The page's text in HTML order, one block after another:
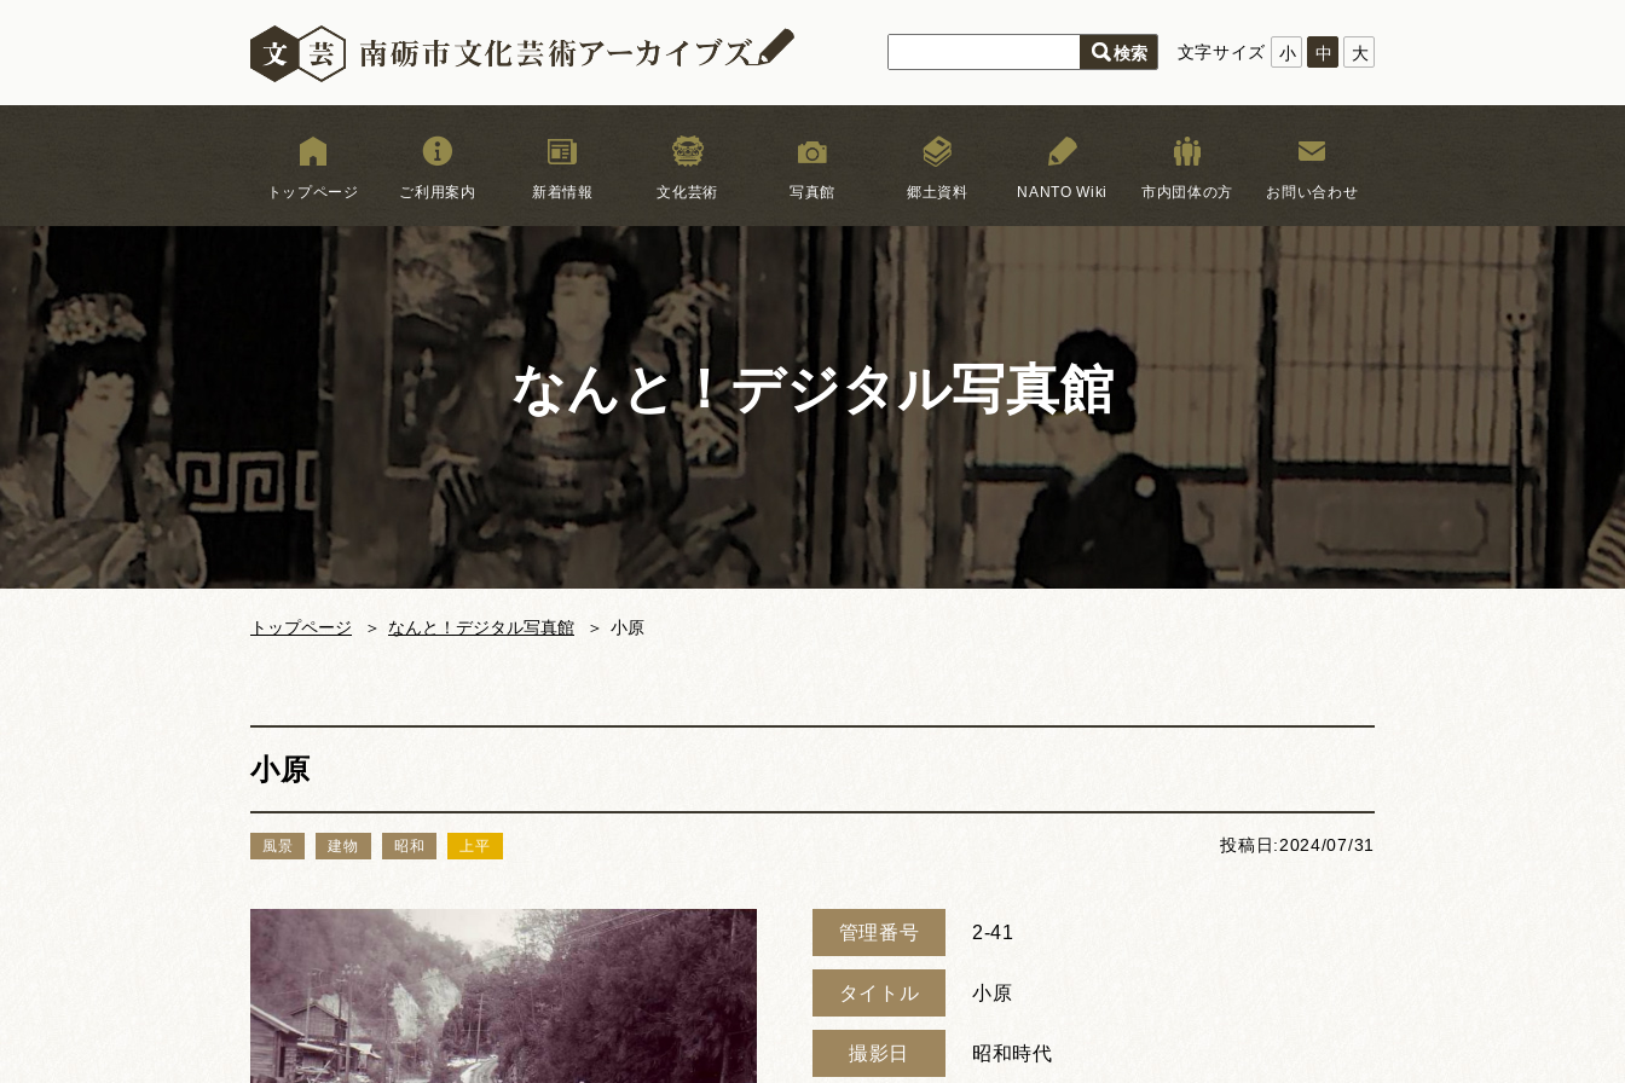
文字サイズ 小 中 大
トップページ ご利用案内 新着情報 文化芸術 写真館 郷土資料 NANTO Wiki 市内団体の方 お問い合わせ
なんと！デジタル写真館
トップページ なんと！デジタル写真館 小原
小原
風景 建物 昭和 上平 投稿日:2024/07/31
管理番号 2-41
タイトル 小原
撮影日 昭和時代